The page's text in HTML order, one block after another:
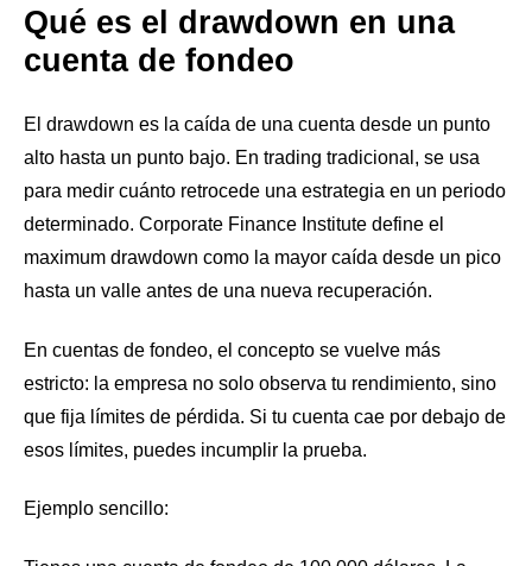
Qué es el drawdown en una
cuenta de fondeo
El drawdown es la caída de una cuenta desde un punto
alto hasta un punto bajo. En trading tradicional, se usa
para medir cuánto retrocede una estrategia en un periodo
determinado. Corporate Finance Institute define el
maximum drawdown como la mayor caída desde un pico
hasta un valle antes de una nueva recuperación.
En cuentas de fondeo, el concepto se vuelve más
estricto: la empresa no solo observa tu rendimiento, sino
que fija límites de pérdida. Si tu cuenta cae por debajo de
esos límites, puedes incumplir la prueba.
Ejemplo sencillo: